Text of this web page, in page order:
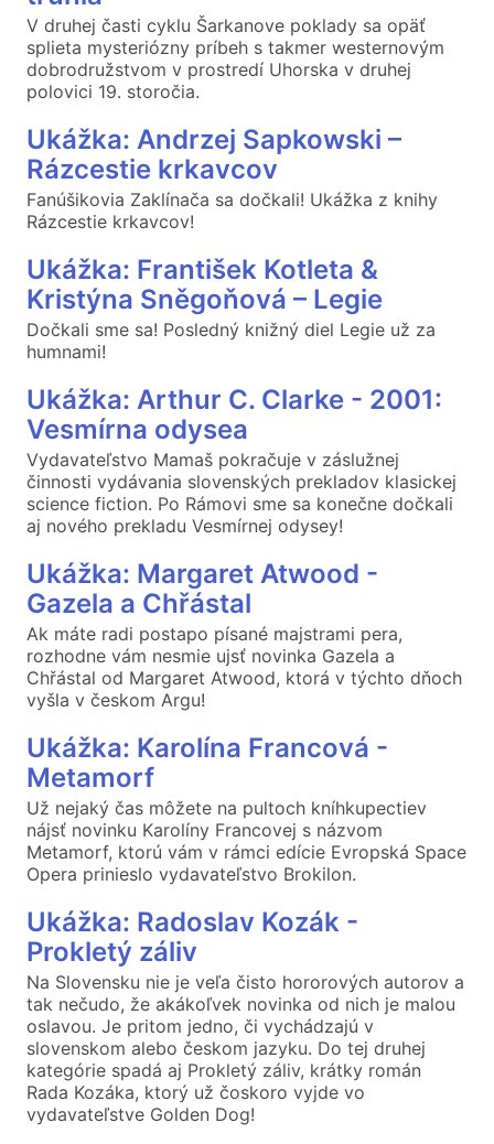
V druhej časti cyklu Šarkanove poklady sa opäť
splieta mysteriózny príbeh s takmer westernovým
dobrodružstvom v prostredí Uhorska v druhej
polovici 19. storočia.
Ukážka: Andrzej Sapkowski –
Rázcestie krkavcov
Fanúšikovia Zaklínača sa dočkali! Ukážka z knihy
Rázcestie krkavcov!
Ukážka: František Kotleta &
Kristýna Sněgoňová – Legie
Dočkali sme sa! Posledný knižný diel Legie už za
humnami!
Ukážka: Arthur C. Clarke - 2001:
Vesmírna odysea
Vydavateľstvo Mamaš pokračuje v záslužnej
činnosti vydávania slovenských prekladov klasickej
science fiction. Po Rámovi sme sa konečne dočkali
aj nového prekladu Vesmírnej odysey!
Ukážka: Margaret Atwood -
Gazela a Chřástal
Ak máte radi postapo písané majstrami pera,
rozhodne vám nesmie ujsť novinka Gazela a
Chřástal od Margaret Atwood, ktorá v týchto dňoch
vyšla v českom Argu!
Ukážka: Karolína Francová -
Metamorf
Už nejaký čas môžete na pultoch kníhkupectiev
nájsť novinku Karolíny Francovej s názvom
Metamorf, ktorú vám v rámci edície Evropská Space
Opera prinieslo vydavateľstvo Brokilon.
Ukážka: Radoslav Kozák -
Prokletý záliv
Na Slovensku nie je veľa čisto hororových autorov a
tak nečudo, že akákoľvek novinka od nich je malou
oslavou. Je pritom jedno, či vychádzajú v
slovenskom alebo českom jazyku. Do tej druhej
kategórie spadá aj Prokletý záliv, krátky román
Rada Kozáka, ktorý už čoskoro vyjde vo
vydavateľstve Golden Dog!